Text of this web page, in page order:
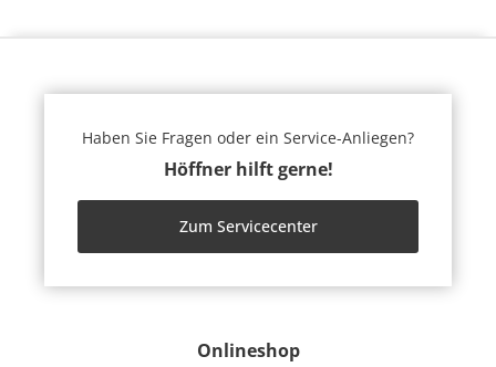
Onlineshop
Haben Sie Fragen oder ein Service-Anliegen?
Höffner hilft gerne!
Zum Servicecenter